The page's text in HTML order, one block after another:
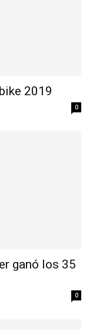
2019
0
ganó los 35
0